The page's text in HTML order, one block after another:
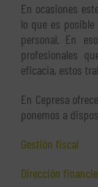
En ocasiones
lo que es
personal. En
profesionales
eficacia, estos
En Cepresa
ponemos a
Gestión fiscal
Dirección